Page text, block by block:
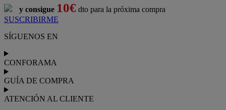
y consigue 10€ dto para la próxima compra
SUSCRIBIRME
SÍGUENOS EN
CONFORAMA
GUÍA DE COMPRA
ATENCIÓN AL CLIENTE